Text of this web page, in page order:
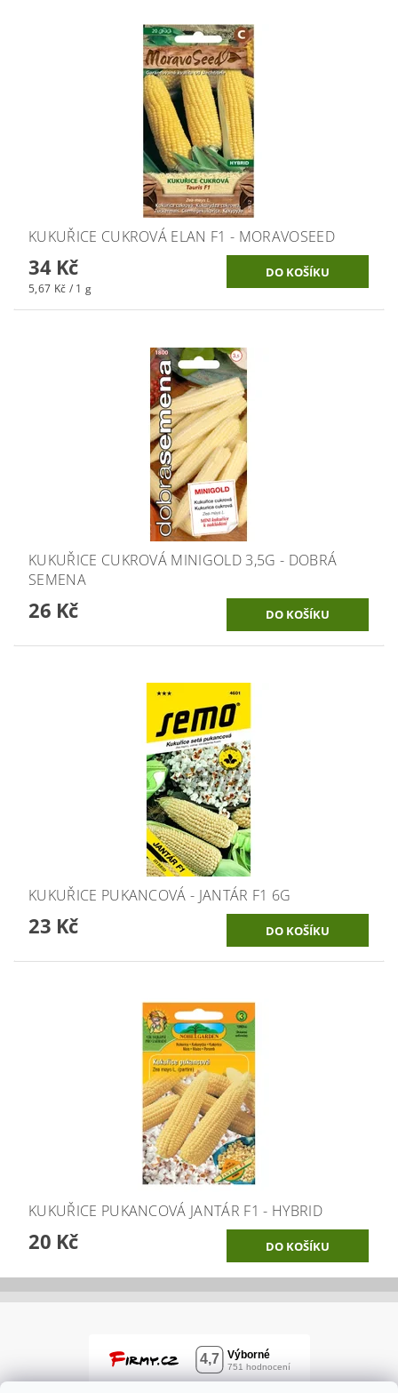
KUKUŘICE CUKROVÁ ELAN F1 - MORAVOSEED
34 Kč
5,67 Kč / 1 g
KUKUŘICE CUKROVÁ MINIGOLD 3,5G - DOBRÁ
SEMENA
26 Kč
KUKUŘICE PUKANCOVÁ - JANTÁR F1 6G
23 Kč
KUKUŘICE PUKANCOVÁ JANTÁR F1 - HYBRID
20 Kč